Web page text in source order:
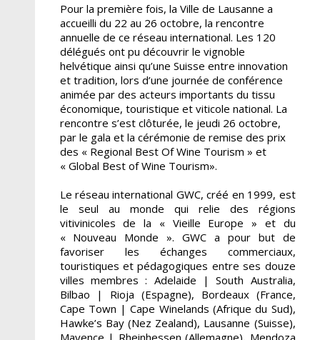
Pour la première fois, la Ville de Lausanne a
accueilli du 22 au 26 octobre, la rencontre
annuelle de ce réseau international. Les 120
délégués ont pu découvrir le vignoble
helvétique ainsi qu’une Suisse entre innovation
et tradition, lors d’une journée de conférence
animée par des acteurs importants du tissu
économique, touristique et viticole national. La
rencontre s’est clôturée, le jeudi 26 octobre,
par le gala et la cérémonie de remise des prix
des « Regional Best Of Wine Tourism » et
« Global Best of Wine Tourism».
Le réseau international GWC, créé en 1999, est
le seul au monde qui relie des régions
vitivinicoles de la « Vieille Europe » et du
« Nouveau Monde ». GWC a pour but de
favoriser les échanges commerciaux,
touristiques et pédagogiques entre ses douze
villes membres : Adelaide | South Australia,
Bilbao | Rioja (Espagne), Bordeaux (France,
Cape Town | Cape Winelands (Afrique du Sud),
Hawke’s Bay (Nez Zealand), Lausanne (Suisse),
Mayence | Rheinhessen (Allemagne), Mendoza